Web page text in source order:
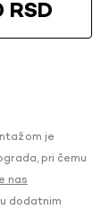
RSD
je
pri čemu
nas
dodatnim